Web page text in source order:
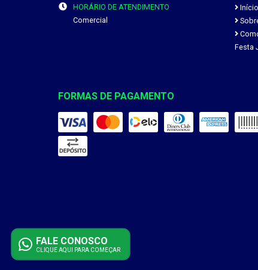
HORÁRIO DE ATENDIMENTO
Comercial
Início
Festa
FORMAS DE PAGAMENTO
FALE CONOSCO
CLIQUE AQUI PARA COMEÇAR